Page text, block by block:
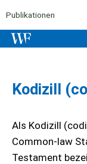
Publikationen
Kodizill
Als Kodizill
Common-law
Testament